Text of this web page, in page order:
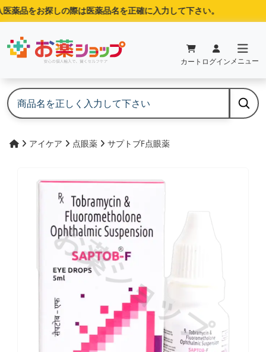
品をお探しの際は医薬品名を正確に入力して下さい。
カート ログイン メニュー
アイケア 点眼薬 サプトブF点眼薬
お薬ショップ